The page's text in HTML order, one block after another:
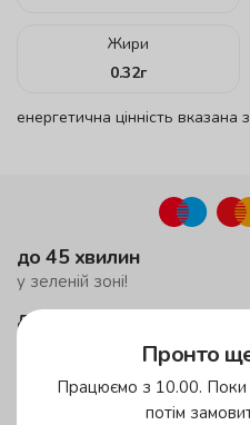
Жири
0.32г
енергетична цінність вказана
до 45 хвилин
у зеленій зоні!
до 59 хвилин
безкоштовна доставка
від 500 грн
Пронто
Працюємо з 10.00.
потім